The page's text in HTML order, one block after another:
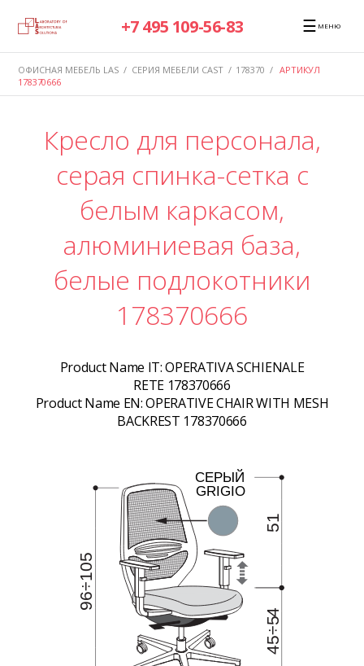
+7 495 109-56-83 ☰ МЕНЮ
ОФИСНАЯ МЕБЕЛЬ LAS / СЕРИЯ МЕБЕЛИ CAST / 178370 / АРТИКУЛ
178370666
Кресло для персонала,
серая спинка-сетка с
белым каркасом,
алюминиевая база,
белые подлокотники
178370666
Product Name IT:OPERATIVA SCHIENALE
RETE 178370666
Product Name EN:OPERATIVE CHAIR WITH MESH
BACKREST 178370666